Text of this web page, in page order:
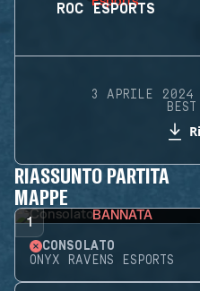
ROC ESPORTS
3 APRILE 2024
RIASSUNTO PARTITA
MAPPE
1 BANNATA
CONSOLATO
ONYX RAVENS ESPORTS